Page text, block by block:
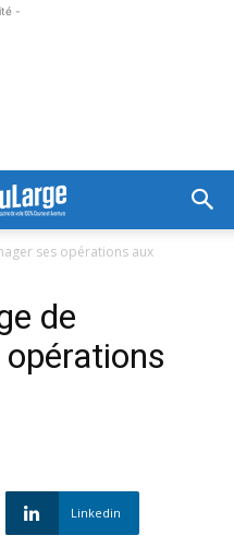
-
ses opérations aux
de
Linkedin